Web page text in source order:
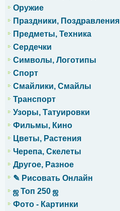
Оружие
Праздники, Поздравления
Предметы, Техника
Сердечки
Символы, Логотипы
Спорт
Смайлики, Смайлы
Транспорт
Узоры, Татуировки
Фильмы, Кино
Цветы, Растения
Черепа, Скелеты
Другое, Разное
✎ Рисовать Онлайн
ஜ Топ 250 ஜ
Фото - Картинки